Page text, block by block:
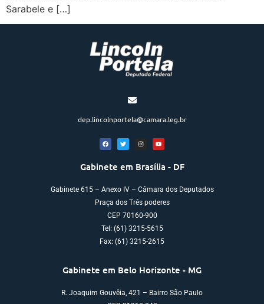
Sarabele e […]
dep.lincolnportela@camara.leg.br
Gabinete em Brasília - DF
Gabinete 615 – Anexo IV – Câmara dos Deputados
Praça dos Três poderes
CEP 70160-900
Tel: (61) 3215-5615
Fax: (61) 3215-2615
Gabinete em Belo Horizonte - MG
R. Joaquim Gouvêia, 421 – Bairro São Paulo